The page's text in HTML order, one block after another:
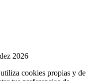
2026
cookies propias y de